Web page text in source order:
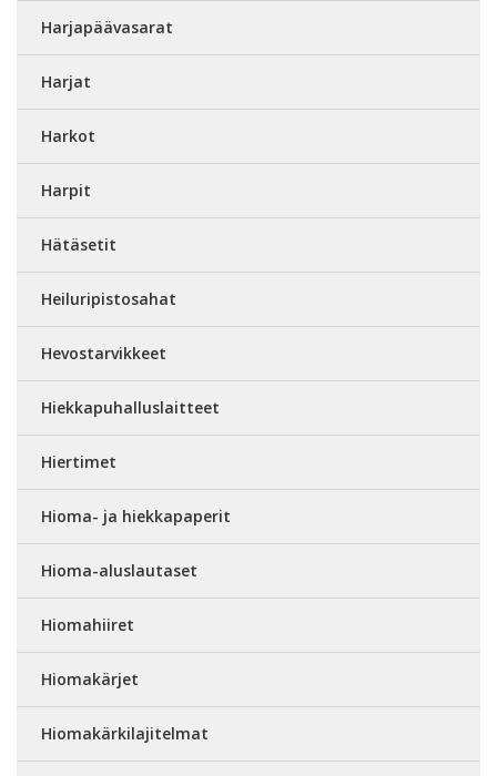
Harjapäävasarat
Harjat
Harkot
Harpit
Hätäsetit
Heiluripistosahat
Hevostarvikkeet
Hiekkapuhalluslaitteet
Hiertimet
Hioma- ja hiekkapaperit
Hioma-aluslautaset
Hiomahiiret
Hiomakärjet
Hiomakärkilajitelmat